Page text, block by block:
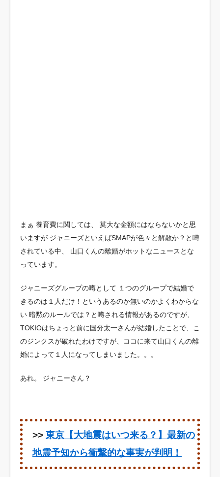
まぁ 養育費に関しては、
莫大な金額にはならないかと思
いますが ジャニーズといえばSMAPが色々と解散か？と噂
されている中、
山口くんの離婚がホットなニュースとな
っています。
ジャニーズグループの噂として １つのグループで結婚で
きるのは１人だけ！というあるのか無いのかよくわからな
い 暗黙のルールでは？と噂される情報があるのですが、
TOKIOはちょっと前に国分太一さんが結婚したことで、こ
のジンクスが破れたわけですが、ココに来て山口くんの離
婚によって１人になってしまいました。。。
あれ。 ジャニーさん？
>> 東京【大地震はいつ来る？】最新の
地震予知から衝撃的な事実が判明！